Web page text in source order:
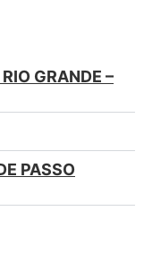
GRANDE –
PASSO